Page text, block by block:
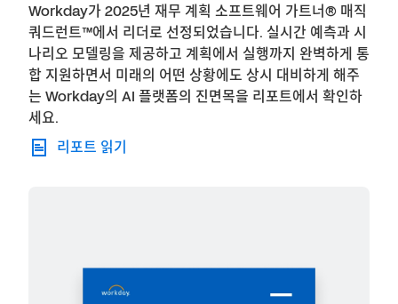
Workday가 2025년 재무 계획 소프트웨어 가트너® 매직
쿼드런트™에서 리더로 선정되었습니다. 실시간 예측과 시
나리오 모델링을 제공하고 계획에서 실행까지 완벽하게 통
합 지원하면서 미래의 어떤 상황에도 상시 대비하게 해주
는 Workday의 AI 플랫폼의 진면목을 리포트에서 확인하
세요.
리포트 읽기